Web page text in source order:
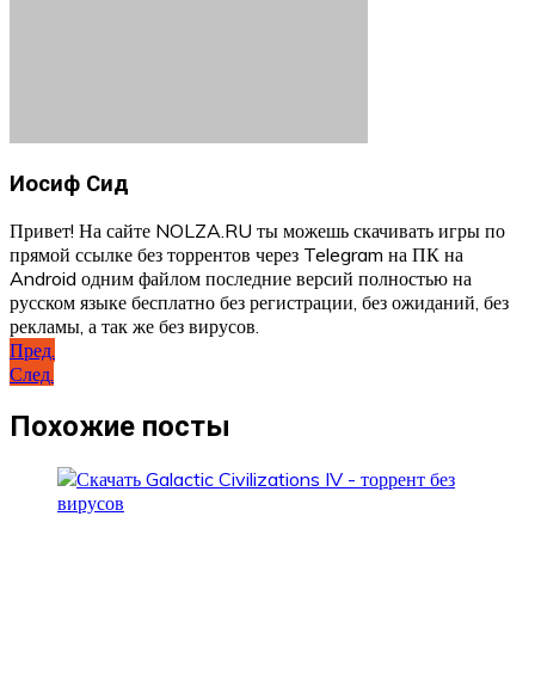
Иосиф Сид
Привет! На сайте NOLZA.RU ты можешь скачивать игры по
прямой ссылке без торрентов через Telegram на ПК на
Android одним файлом последние версий полностью на
русском языке бесплатно без регистрации, без ожиданий, без
рекламы, а так же без вирусов.
Навигация
по
записям
Пред.
След.
Похожие посты